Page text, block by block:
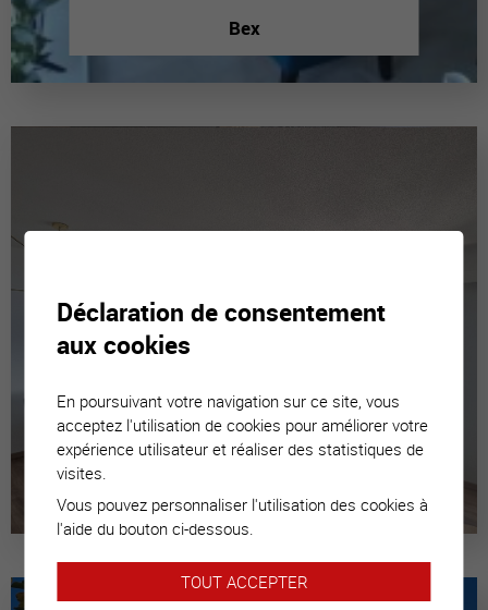
Bex
Déclaration de consentement
aux cookies
En poursuivant votre navigation sur ce site, vous
acceptez l'utilisation de cookies pour améliorer votre
expérience utilisateur et réaliser des statistiques de
visites.
Vous pouvez personnaliser l'utilisation des cookies à
l'aide du bouton ci-dessous.
TOUT ACCEPTER